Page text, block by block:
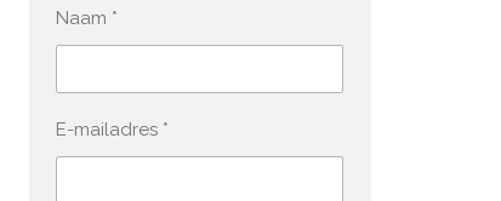
Naam *
E-mailadres *